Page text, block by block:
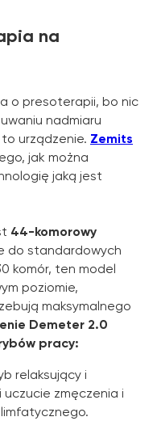
na
o presoterapii, bo nic
nadmiaru
urządzenie. Zemits
jak można
jaką jest
44-komorowy
do standardowych
komór, ten model
poziomie,
maksymalnego
Demeter 2.0
pracy:
relaksujący i
uczucie zmęczenia i